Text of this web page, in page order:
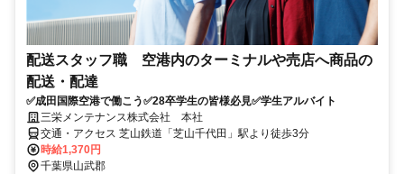
配送スタッフ職 空港内のターミナルや売店へ商品の
配送・配達
✅成田国際空港で働こう✅28卒学生の皆様必見✅学生アルバイト
三栄メンテナンス株式会社 本社
交通・アクセス 芝山鉄道「芝山千代田」駅より徒歩3分
時給1,370円
千葉県山武郡